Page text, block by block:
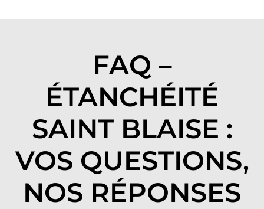
FAQ –
ÉTANCHÉITÉ
SAINT BLAISE :
VOS QUESTIONS,
NOS RÉPONSES